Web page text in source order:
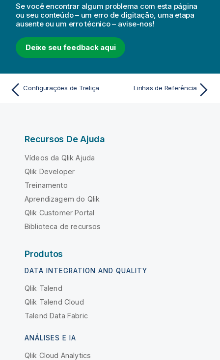
Se você encontrar algum problema com esta página
ou seu conteúdo – um erro de digitação, uma etapa
ausente ou um erro técnico – avise-nos!
Deixe seu feedback aqui
Configurações de Treliça Linhas de Referência
Recursos De Ajuda
Vídeos da Qlik Ajuda
Qlik Developer
Treinamento
Aprendizagem do Qlik
Qlik Customer Portal
Biblioteca de recursos
Produtos
DATA INTEGRATION AND QUALITY
Qlik Talend
Qlik Talend Cloud
Talend Data Fabric
ANÁLISES E IA
Qlik Cloud Analytics